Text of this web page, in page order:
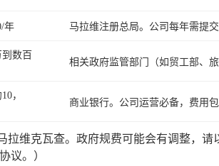
年 马拉维注册总局。公司每年需提
数百
相关政府监管部门（如贸工部、
，
商业银行。公司运营必备，费用
维克瓦查。政府规费可能会有调整，请
议。）